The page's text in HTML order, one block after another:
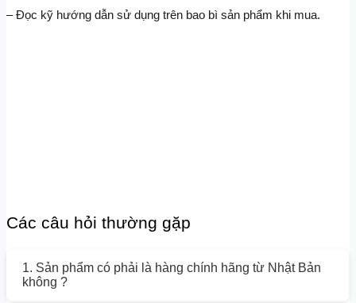
– Đọc kỹ hướng dẫn sử dụng trên bao bì sản phẩm khi mua.
Các câu hỏi thường gặp
1. Sản phẩm có phải là hàng chính hãng từ Nhật Bản
không ?